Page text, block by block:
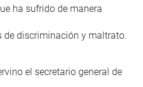
ha sufrido de manera
discriminación y maltrato.
el secretario general de